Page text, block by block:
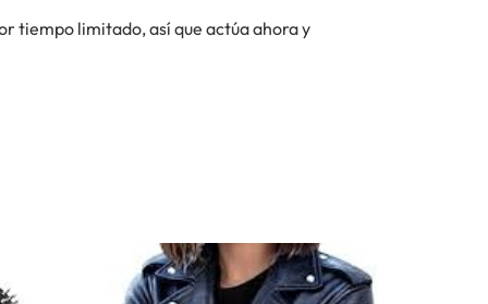
tiempo limitado, así que actúa ahora y